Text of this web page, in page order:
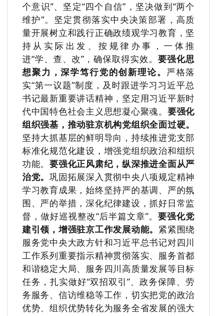
个意识”、坚定“四个自信”，坚决做到“两个
维护”。坚定贯彻落实中央决策部署，高质
量开展树立和践行正确政绩观学习教育，坚
持从实际出发、按规律办事，一体推
进“学、查、改”，确保取得实效。要强化思
想聚力，深学笃行党的创新理论。 严格落
实“第一议题”制度，及时跟进学习习近平总
书记最新重要讲话精神，坚定用习近平新时
代中国特色社会主义思想凝心聚魂。 要强化
组织强基，推动驻京机构党组织全面过硬。
坚持大抓基层的鲜明导向，持续推进党支部
标准化规范化建设，增强党组织政治和组织
功能。要强化正风肃纪，纵深推进全面从严
治党。巩固拓展深入贯彻中央八项规定精神
学习教育成果，始终坚持严的基调、严的氛
围、严的举措，深化纪律建设，抓好日常监
督，做好巡视整改“后半篇文章”。要强化党
建引领，增强驻京工作发展动能。 紧紧围绕
服务党中央大政方针和习近平总书记对四川
工作系列重要指示精神贯彻落实、服务首都
和谐稳定大局、服务四川高质量发展等目标
任务，扎实做好“双招双引”、政务保障、劳
务服务、信访维稳等工作，切实把党的政治
优势、组织优势转化为服务全省发展的强大